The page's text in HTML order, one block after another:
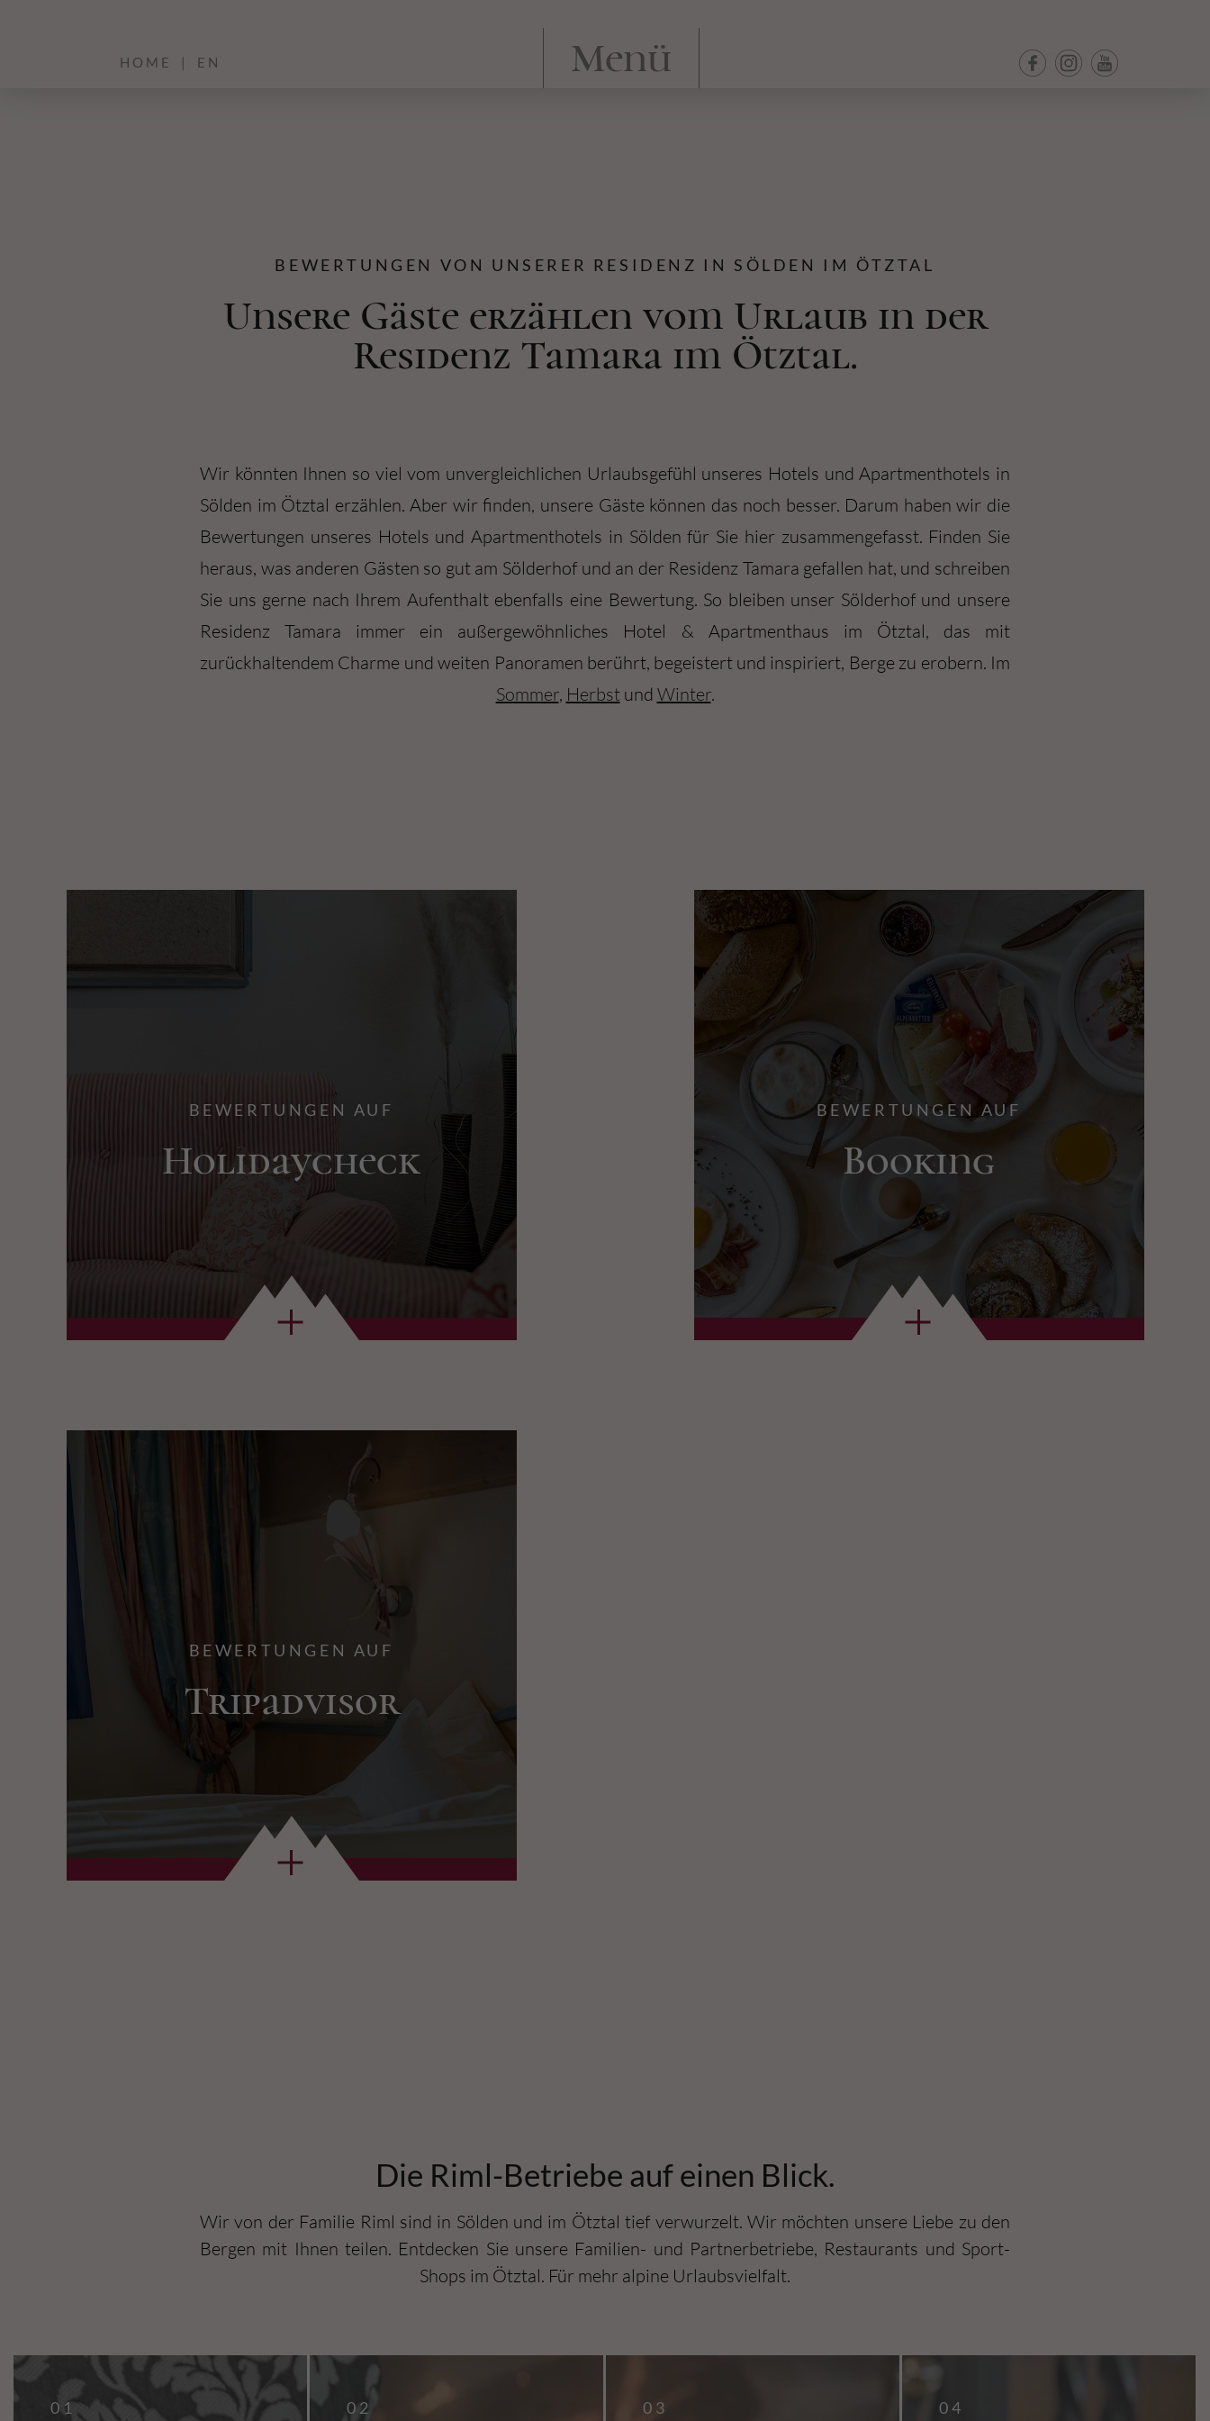
HOME | EN Menü
BEWERTUNGEN VON UNSERER RESIDENZ IN SÖLDEN IM ÖTZTAL
Unsere Gäste erzählen vom Urlaub in der
Residenz Tamara im Ötztal.
Wir könnten Ihnen so viel vom unvergleichlichen Urlaubsgefühl unseres Hotels und Apartmenthotels in
Sölden im Ötztal erzählen. Aber wir finden, unsere Gäste können das noch besser. Darum haben wir die
Bewertungen unseres Hotels und Apartmenthotels in Sölden für Sie hier zusammengefasst. Finden Sie
heraus, was anderen Gästen so gut am Sölderhof und an der Residenz Tamara gefallen hat, und schreiben
Sie uns gerne nach Ihrem Aufenthalt ebenfalls eine Bewertung. So bleiben unser Sölderhof und unsere
Residenz Tamara immer ein außergewöhnliches Hotel & Apartmenthaus im Ötztal, das mit
zurückhaltendem Charme und weiten Panoramen berührt, begeistert und inspiriert, Berge zu erobern. Im
Sommer, Herbstund Winter.
BEWERTUNGEN AUF
Holidaycheck
Bewertungen auf
Booking
BEWERTUNGEN AUF
Booking
Bewertungen auf
Tripadvisor
BEWERTUNGEN AUF
Tripadvisor
Die Riml-Betriebe auf einen Blick.
Wir von der Familie Riml sind in Sölden und im Ötztal tief verwurzelt. Wir möchten unsere Liebe zu den
Bergen mit Ihnen teilen. Entdecken Sie unsere Familien- und Partnerbetriebe, Restaurants und Sport-
Shops im Ötztal. Für mehr alpine Urlaubsvielfalt.
01
01 02
02 03
03 04
04